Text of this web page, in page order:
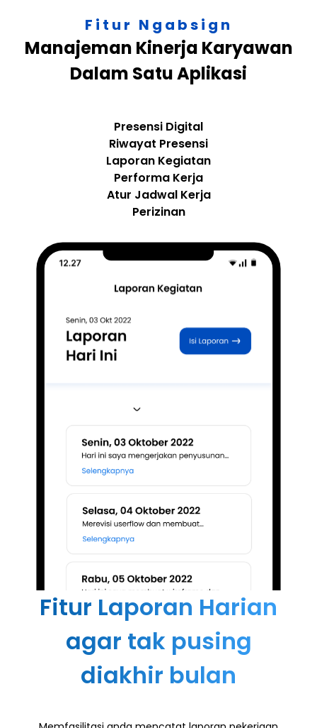
Fitur Ngabsign
Manajeman Kinerja Karyawan
Dalam Satu Aplikasi
Presensi Digital
Riwayat Presensi
Laporan Kegiatan
Performa Kerja
Atur Jadwal Kerja
Perizinan
Fitur Laporan Harian
agar tak pusing
diakhir bulan